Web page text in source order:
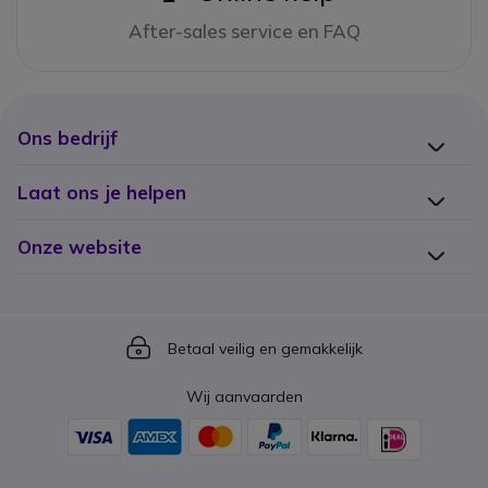
After-sales service en FAQ
Ons bedrijf
Laat ons je helpen
Onze website
Icon
Betaal veilig en gemakkelijk
Wij aanvaarden